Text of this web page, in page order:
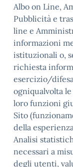
Albo on Line,
Pubblicità e
line e
informazioni
istituzionali o,
richiesta
esercizio/
ogniqualvolta
loro funzioni
Sito
della
Analisi
necessari a
degli utenti,